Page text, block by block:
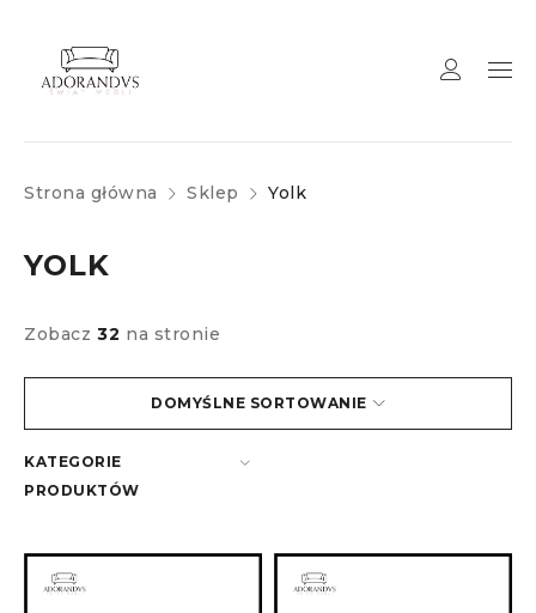
Strona główna Sklep Yolk
YOLK
DOMYŚLNE SORTOWANIE
Zobacz 32 na stronie
KATEGORIE
PRODUKTÓW